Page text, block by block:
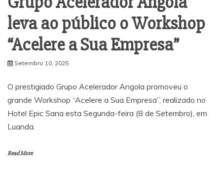
leva ao público o Workshop
“Acelere a Sua Empresa”
Setembro 10, 2025
O prestigiado Grupo Acelerador Angola promoveu o
grande Workshop “Acelere a Sua Empresa”, realizado no
Hotel Epic Sana esta Segunda-feira (8 de Setembro), em
Luanda.
Read More